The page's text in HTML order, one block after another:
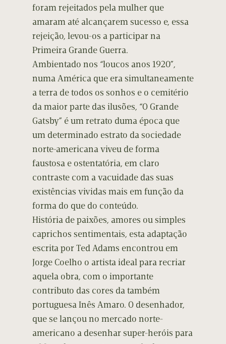
foram rejeitados pela mulher que
amaram até alcançarem sucesso e, essa
rejeição, levou-os a participar na
Primeira Grande Guerra.
Ambientado nos “loucos anos 1920”,
numa América que era simultaneamente
a terra de todos os sonhos e o cemitério
da maior parte das ilusões, “O Grande
Gatsby” é um retrato duma época que
um determinado estrato da sociedade
norte-americana viveu de forma
faustosa e ostentatória, em claro
contraste com a vacuidade das suas
existências vividas mais em função da
forma do que do conteúdo.
História de paixões, amores ou simples
caprichos sentimentais, esta adaptação
escrita por Ted Adams encontrou em
Jorge Coelho o artista ideal para recriar
aquela obra, com o importante
contributo das cores da também
portuguesa Inês Amaro. O desenhador,
que se lançou no mercado norte-
americano a desenhar super-heróis para